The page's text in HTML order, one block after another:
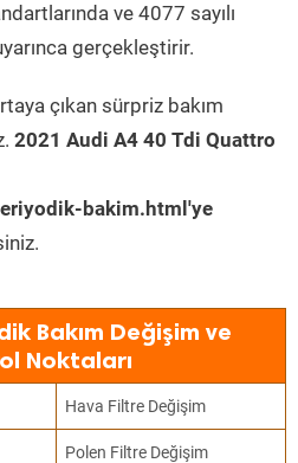
ve 4077 sayılı
gerçekleştirir.
çıkan sürpriz bakım
2021 Audi A4 40 Tdi Quattro
bakim.html'ye
Bakım Değişim ve
Noktaları
Hava Filtre Değişim
Polen Filtre Değişim